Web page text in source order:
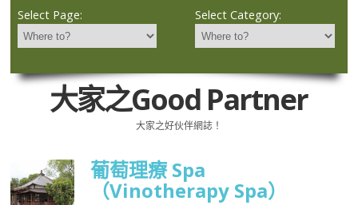
Select Page: Select Category:
大家之Good Partner
大家之好伙伴網誌！
葡萄理療 Spa
（Vinotherapy Spa）